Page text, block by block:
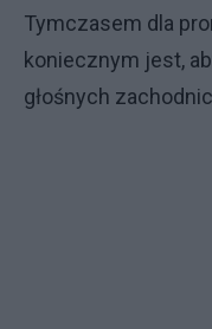
Tymczasem dla
koniecznym jest,
głośnych